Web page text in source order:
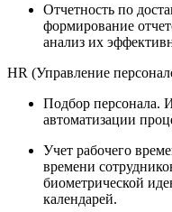
Отчетность по
формирование
анализ их
HR (Управление
Подбор персонала.
автоматизации
Учет рабочего
времени
биометрической
календарей.